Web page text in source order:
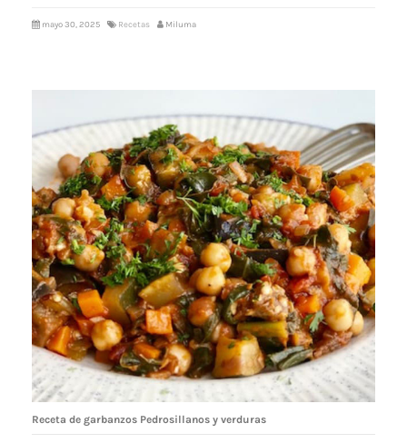
mayo 30, 2025 Recetas Miluma
Receta de garbanzos Pedrosillanos y verduras